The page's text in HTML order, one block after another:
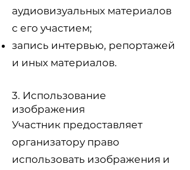
аудиовизуальных материалов
с его участием;
запись интервью, репортажей
и иных материалов.
3. Использование
изображения
Участник предоставляет
организатору право
использовать изображения и